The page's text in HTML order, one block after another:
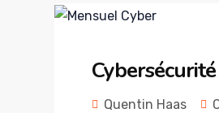
Quentin Haas